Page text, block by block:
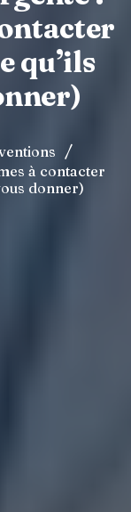
qu’ils
/
à contacter
donner)